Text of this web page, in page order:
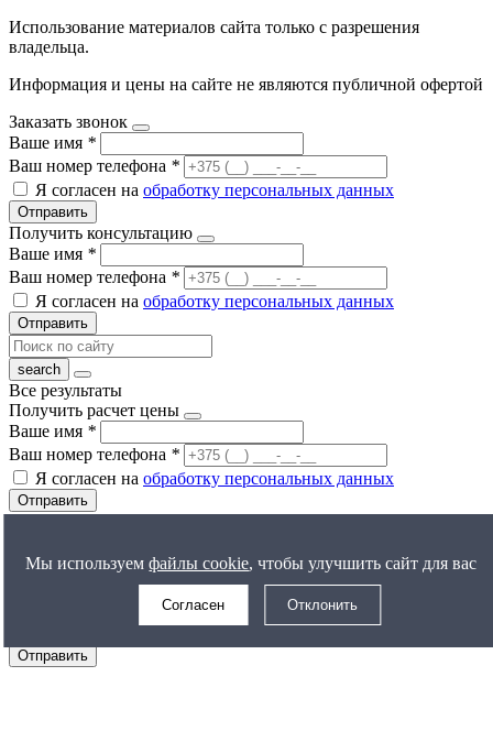
Использование материалов сайта только с разрешения
владельца.
Информация и цены на сайте не являются публичной офертой
Заказать звонок
Ваше имя *
Ваш номер телефона *
Я согласен на обработку персональных данных
Отправить
Получить консультацию
Ваше имя *
Ваш номер телефона *
Я согласен на обработку персональных данных
Отправить
Все результаты
Получить расчет цены
Ваше имя *
Ваш номер телефона *
Я согласен на обработку персональных данных
Отправить
Ваш номер телефона*
Отправить
Мы используемфайлы cookie, чтобы улучшить сайт для вас
Согласен Отклонить